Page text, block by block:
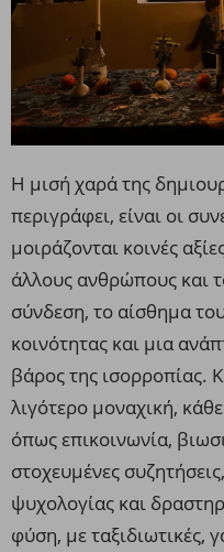
Η μισή χαρά της
περιγράφει, είναι οι
μοιράζονται κοινές
άλλους ανθρώπους και
σύνδεση, το αίσθημα
κοινότητας και μια
βάρος της ισορροπίας.
λιγότερο μοναχική,
όπως επικοινωνία,
στοχευμένες
ψυχολογίας και
φύση, με ταξιδιωτικές,